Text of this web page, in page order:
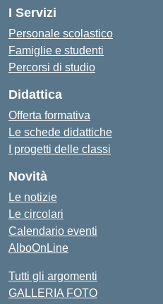
I Servizi
Personale scolastico
Famiglie e studenti
Percorsi di studio
Didattica
Offerta formativa
Le schede didattiche
I progetti delle classi
Novità
Le notizie
Le circolari
Calendario eventi
AlboOnLine
Tutti gli argomenti
GALLERIA FOTO